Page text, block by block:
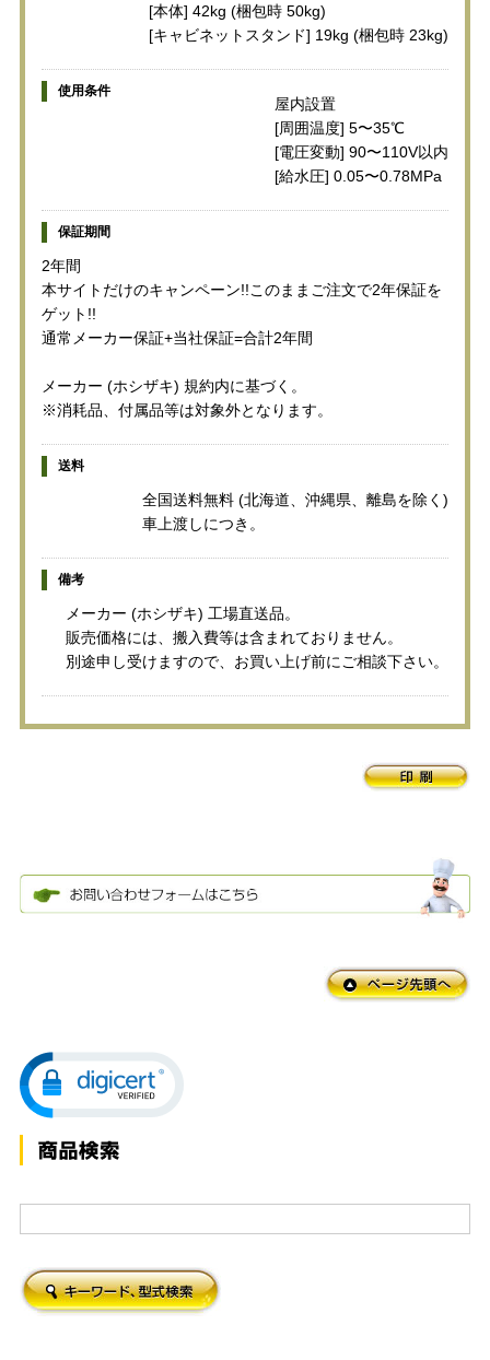
[本体] 42kg (梱包時 50kg)
[キャビネットスタンド] 19kg (梱包時 23kg)
使用条件
屋内設置
[周囲温度] 5〜35℃
[電圧変動] 90〜110V以内
[給水圧] 0.05〜0.78MPa
保証期間
2年間
本サイトだけのキャンペーン!!このままご注文で2年保証を
ゲット!!
通常メーカー保証+当社保証=合計2年間
メーカー (ホシザキ) 規約内に基づく。
※消耗品、付属品等は対象外となります。
送料
全国送料無料 (北海道、沖縄県、離島を除く)
車上渡しにつき。
備考
メーカー (ホシザキ) 工場直送品。
販売価格には、搬入費等は含まれておりません。
別途申し受けますので、お買い上げ前にご相談下さい。